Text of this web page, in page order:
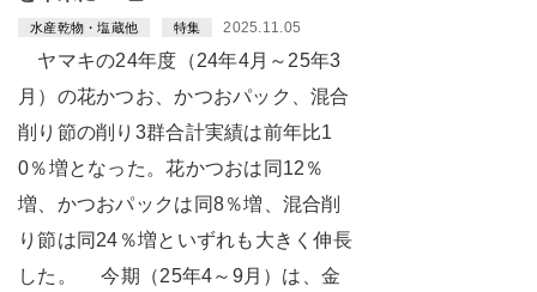
水産乾物・塩蔵他 特集 2025.11.05
ヤマキの24年度（24年4月～25年3
月）の花かつお、かつおパック、混合
削り節の削り3群合計実績は前年比1
0％増となった。花かつおは同12％
増、かつおパックは同8％増、混合削
り節は同24％増といずれも大きく伸長
した。 今期（25年4～9月）は、金